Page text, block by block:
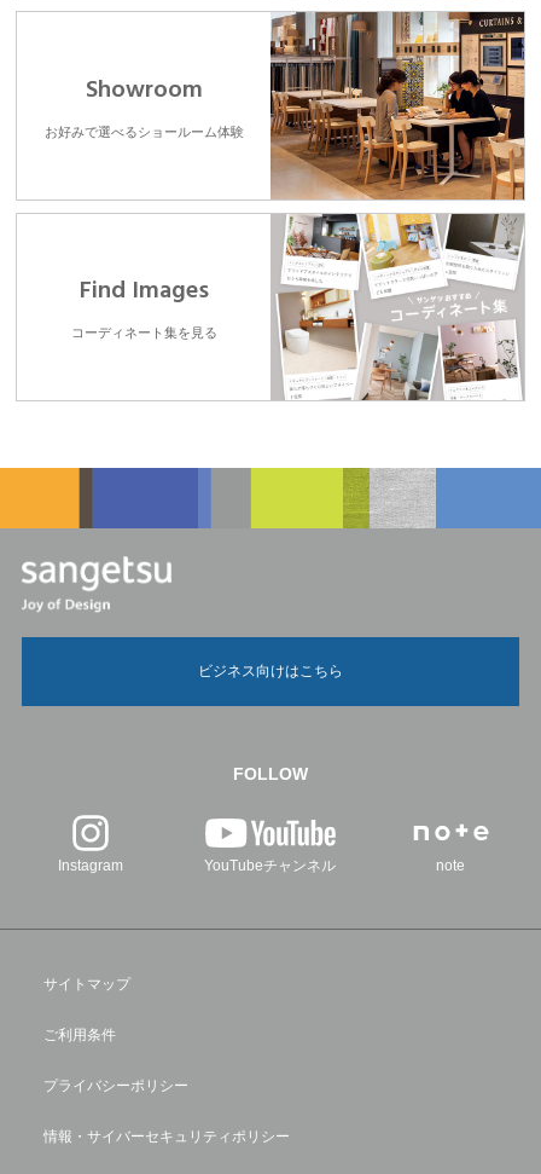
Showroom
お好みで選べるショールーム体験
Find Images
コーディネート集を見る
ビジネス向けはこちら
FOLLOW
Instagram YouTubeチャンネル note
サイトマップ
ご利用条件
プライバシーポリシー
情報・サイバーセキュリティポリシー